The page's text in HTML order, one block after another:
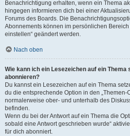
Benachrichtigung erhalten, wenn ein Thema
hingegen informieren dich bei einer
Forums des Boards. Die
Abonnements können im persönlichen
einstellen“ geändert werden.
Nach oben
Wie kann ich ein Lesezeichen auf ein Thema
abonnieren?
Du kannst ein Lesezeichen auf ein Thema
du die entsprechende Option in den „Themen-
normalerweise ober- und unterhalb des
befinden.
Wenn du bei der Antwort auf ein Thema die
sobald eine Antwort geschrieben wurde“
für dich abonniert.